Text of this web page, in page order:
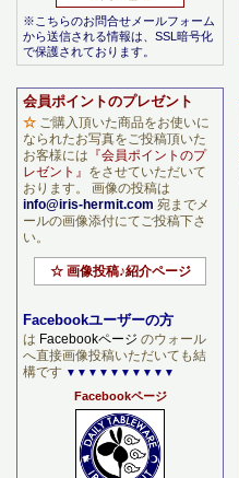
※こちらのお問合せメールフォーム
から送信される情報は、SSL暗号化
で保護されております。
会員ポイントのプレゼント
☆ ご購入頂いた商品をお使いに
なられたお写真をご投稿頂いた
お客様には 『会員ポイントのプ
レゼント』 をさせていただいて
おります。 画像の投稿は
info@iris-hermit.com 宛までメ
ールの画像添付にてご投稿下さ
い。
☆ 画像投稿♪紹介ページ
Facebookユーザーの方
は Facebookページ のウォール
へ直接画像投稿いただいても結
構です ▼▼▼▼▼▼▼▼▼▼
Facebookページ